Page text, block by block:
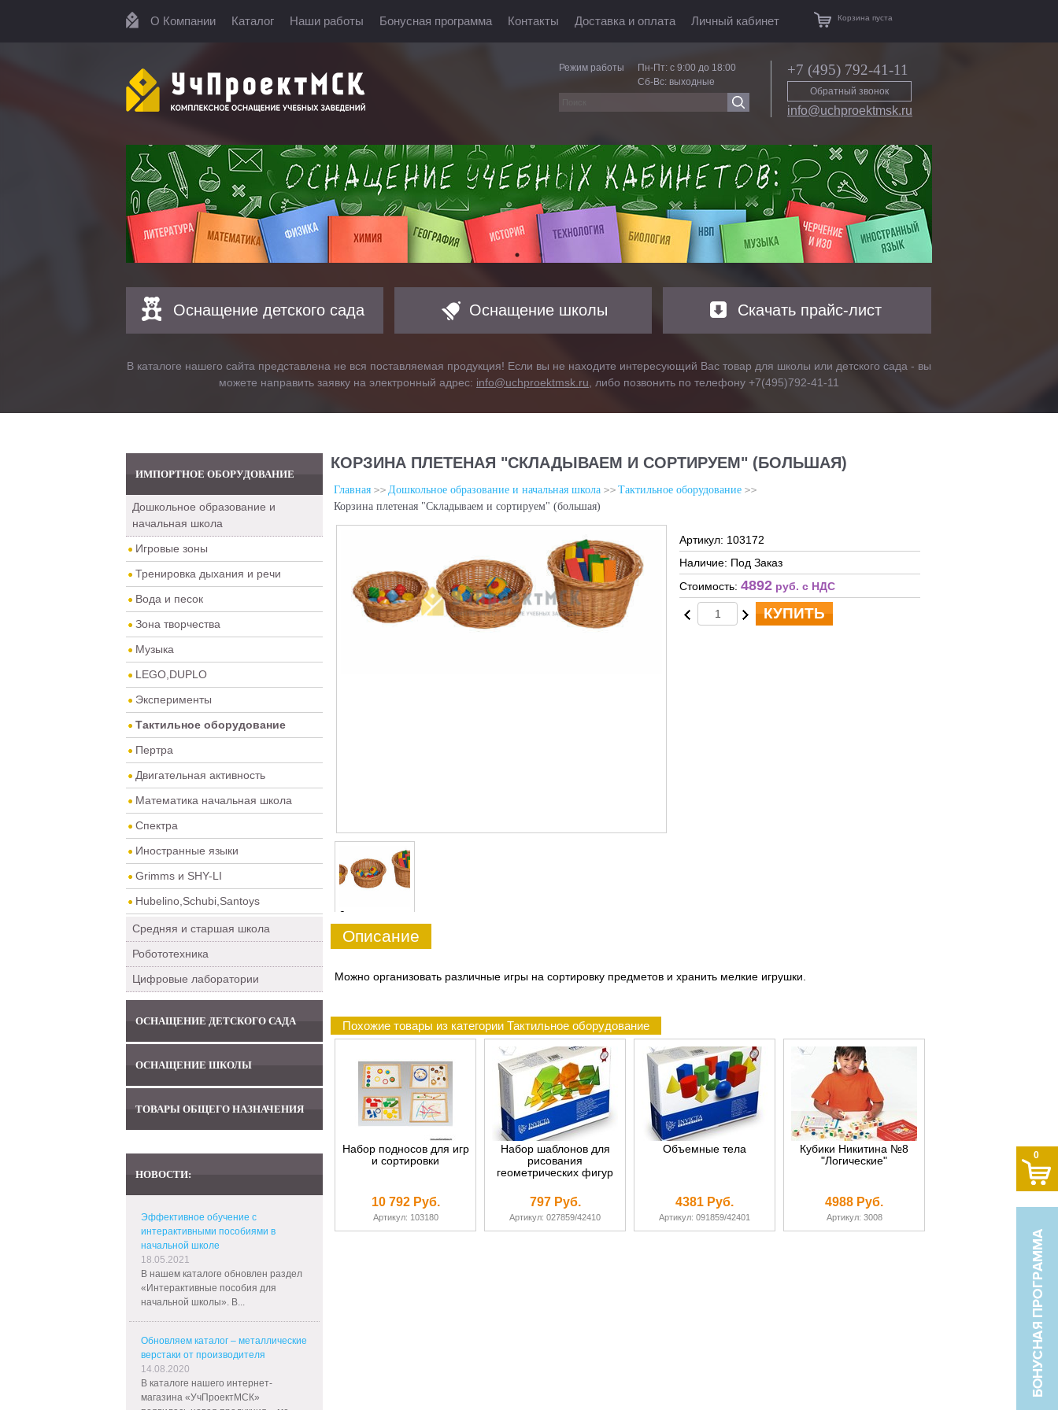
О Компании Каталог Наши работы Бонусная программа Контакты Доставка и оплата Личный кабинет Корзина пуста
Режим работы
Пн-Пт: с 9:00 до 18:00
Сб-Вс: выходные
+7 (495) 792-41-11
Обратный звонок
info@uchproektmsk.ru
Оснащение детского сада Оснащение школы Скачать прайс-лист
В каталоге нашего сайта представлена не вся поставляемая продукция! Если вы не находите интересующий Вас товар для школы или детского сада - вы
можете направить заявку на электронный адрес: info@uchproektmsk.ru , либо позвонить по телефону +7(495)792-41-11
ИМПОРТНОЕ ОБОРУДОВАНИЕ
Дошкольное образование и
начальная школа
Игровые зоны
Тренировка дыхания и речи
Вода и песок
Зона творчества
Музыка
LEGO,DUPLO
Эксперименты
Тактильное оборудование
Пертра
Двигательная активность
Математика начальная школа
Спектра
Иностранные языки
Grimms и SHY-LI
Hubelino,Schubi,Santoys
Средняя и старшая школа
Робототехника
Цифровые лаборатории
ОСНАЩЕНИЕ ДЕТСКОГО САДА
ОСНАЩЕНИЕ ШКОЛЫ
ТОВАРЫ ОБЩЕГО НАЗНАЧЕНИЯ
НОВОСТИ:
Эффективное обучение с
интерактивными пособиями в
начальной школе
18.05.2021
В нашем каталоге обновлен раздел
«Интерактивные пособия для
начальной школы». В...
Обновляем каталог – металлические
верстаки от производителя
14.08.2020
В каталоге нашего интернет-
магазина «УчПроектМСК»
КОРЗИНА ПЛЕТЕНАЯ "СКЛАДЫВАЕМ И СОРТИРУЕМ" (БОЛЬШАЯ)
Главная Дошкольное образование и начальная школа
Тактильное оборудование
Корзина плетеная "Складываем и сортируем" (большая)
0
Артикул: 103172
Наличие: Под Заказ
Стоимость: 4892 руб. c НДС
КУПИТЬ
Описание
Можно организовать различные игры на сортировку предметов и хранить мелкие игрушки.
Похожие товары из категории Тактильное оборудование
Набор подносов для игр
и сортировки
10 792 Руб.
Артикул: 103180
Набор шаблонов для
рисования
геометрических фигур
797 Руб.
Артикул: 027859/42410
Объемные тела
4381 Руб.
Артикул: 091859/42401
Кубики Никитина №8
"Логические"
4988 Руб.
Артикул: 3008
0